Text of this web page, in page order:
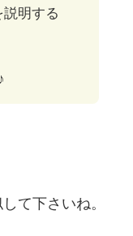
説明する
て下さいね。